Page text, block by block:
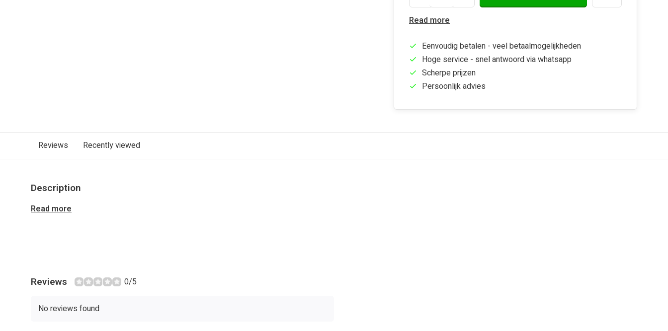
Read more
Eenvoudig betalen - veel betaalmogelijkheden
Hoge service - snel antwoord via whatsapp
Scherpe prijzen
Persoonlijk advies
Reviews Recently viewed
Description
Read more
Reviews 0/5
No reviews found